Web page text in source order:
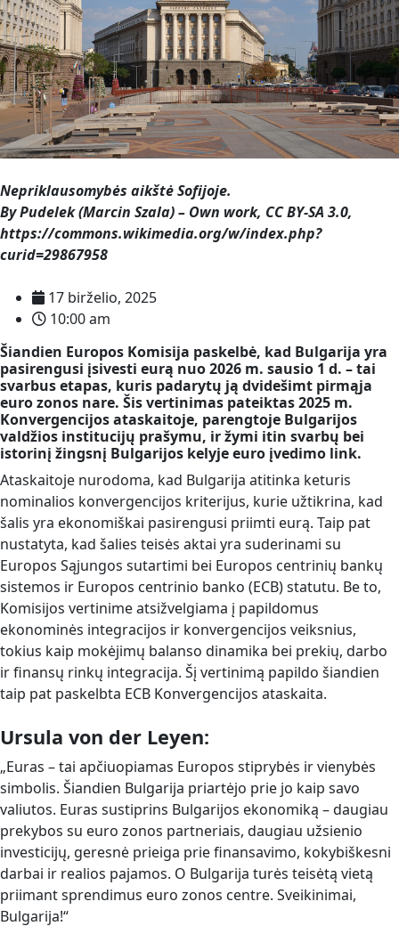
Nepriklausomybės aikštė Sofijoje.
By Pudelek (Marcin Szala) – Own work, CC BY-SA 3.0,
https://commons.wikimedia.org/w/index.php?
curid=29867958
17 birželio, 2025
10:00 am
Šiandien Europos Komisija paskelbė, kad Bulgarija yra
pasirengusi įsivesti eurą nuo 2026 m. sausio 1 d. – tai
svarbus etapas, kuris padarytų ją dvidešimt pirmąja
euro zonos nare. Šis vertinimas pateiktas 2025 m.
Konvergencijos ataskaitoje, parengtoje Bulgarijos
valdžios institucijų prašymu, ir žymi itin svarbų bei
istorinį žingsnį Bulgarijos kelyje euro įvedimo link.
Ataskaitoje nurodoma, kad Bulgarija atitinka keturis
nominalios konvergencijos kriterijus, kurie užtikrina, kad
šalis yra ekonomiškai pasirengusi priimti eurą. Taip pat
nustatyta, kad šalies teisės aktai yra suderinami su
Europos Sąjungos sutartimi bei Europos centrinių bankų
sistemos ir Europos centrinio banko (ECB) statutu. Be to,
Komisijos vertinime atsižvelgiama į papildomus
ekonominės integracijos ir konvergencijos veiksnius,
tokius kaip mokėjimų balanso dinamika bei prekių, darbo
ir finansų rinkų integracija. Šį vertinimą papildo šiandien
taip pat paskelbta ECB Konvergencijos ataskaita.
Ursula von der Leyen:
„Euras – tai apčiuopiamas Europos stiprybės ir vienybės
simbolis. Šiandien Bulgarija priartėjo prie jo kaip savo
valiutos. Euras sustiprins Bulgarijos ekonomiką – daugiau
prekybos su euro zonos partneriais, daugiau užsienio
investicijų, geresnė prieiga prie finansavimo, kokybiškesni
darbai ir realios pajamos. O Bulgarija turės teisėtą vietą
priimant sprendimus euro zonos centre. Sveikinimai,
Bulgarija!“